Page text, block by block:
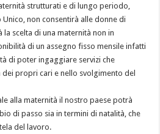
strutturati e di lungo periodo,
Unico, non consentirà alle donne di
scelta di una maternità non in
di un assegno fisso mensile infatti
di poter ingaggiare servizi che
propri cari e nello svolgimento del
alla maternità il nostro paese potrà
di passo sia in termini di natalità, che
del lavoro.